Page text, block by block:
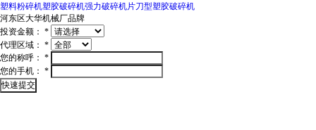
塑料粉碎机塑胶破碎机强力破碎机片刀型塑胶破碎机
河东区大华机械厂品牌
投资金额： *
代理区域： *
您的称呼： *
您的手机： *